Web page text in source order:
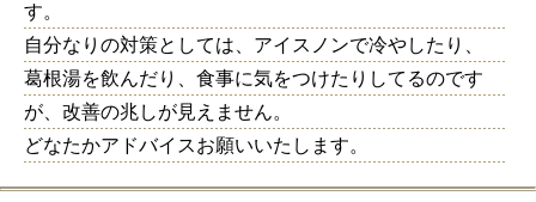
す。
自分なりの対策としては、アイスノンで冷やしたり、
葛根湯を飲んだり、食事に気をつけたりしてるのです
が、改善の兆しが見えません。
どなたかアドバイスお願いいたします。